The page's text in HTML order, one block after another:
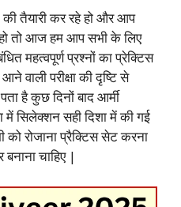
l
e
g
r
a
m
p
y
L
i
n
k
a
r
e
की तैयारी कर रहे हो और आप
तो आज हम आप सभी के लिए
महत्वपूर्ण प्रश्नों का प्रेक्टिस
परीक्षा की दृष्टि से
है कुछ दिनों बाद आर्मी
में सिलेक्शन सही दिशा में की गई
को रोजाना प्रैक्टिस सेट करना
चाहिए |